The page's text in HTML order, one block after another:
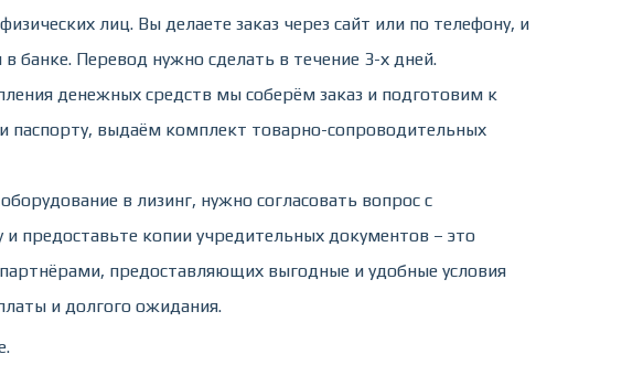
лиц. Вы делаете заказ через сайт или по телефону, и
Перевод нужно сделать в течение 3-х дней.
денежных средств мы соберём заказ и подготовим к
паспорту, выдаём комплект товарно-сопроводительных
в лизинг, нужно согласовать вопрос с
предоставьте копии учредительных документов – это
предоставляющих выгодные и удобные условия
и долгого ожидания.